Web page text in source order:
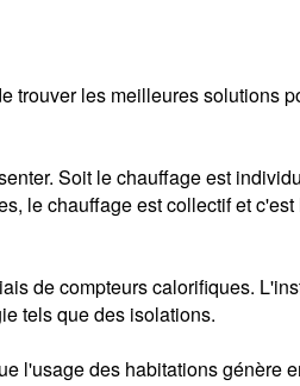
les meilleures solutions
Soit le chauffage est
le chauffage est collectif et
de compteurs calorifiques.
tels que des isolations.
l'usage des habitations génère